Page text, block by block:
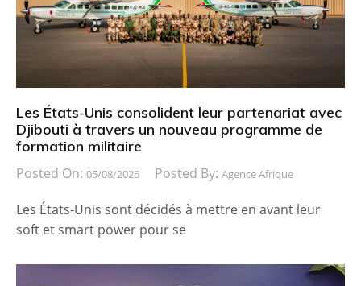
Les États-Unis consolident leur partenariat avec
Djibouti à travers un nouveau programme de
formation militaire
Posted On: 05/08/2026 Posted By: Agence Afrique
Les États-Unis sont décidés à mettre en avant leur
soft et smart power pour se